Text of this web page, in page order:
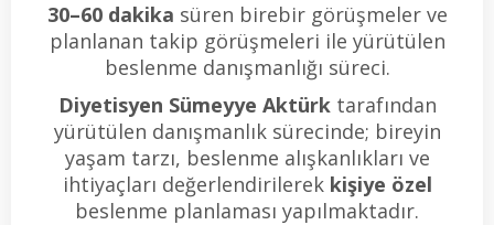
30–60 dakika süren birebir görüşmeler ve
planlanan takip görüşmeleri ile yürütülen
beslenme danışmanlığı süreci.
Diyetisyen Sümeyye Aktürktarafından
yürütülen danışmanlık sürecinde; bireyin
yaşam tarzı, beslenme alışkanlıkları ve
ihtiyaçları değerlendirilerek kişiye özel
beslenme planlaması yapılmaktadır.